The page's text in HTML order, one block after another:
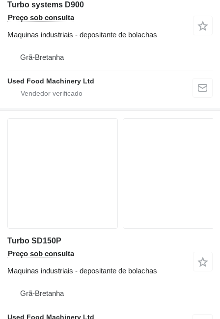
Turbo systems D900
Preço sob consulta
Maquinas industriais - depositante de bolachas
Grã-Bretanha
Used Food Machinery Ltd
Turbo SD150P
Preço sob consulta
Maquinas industriais - depositante de bolachas
Grã-Bretanha
Used Food Machinery Ltd